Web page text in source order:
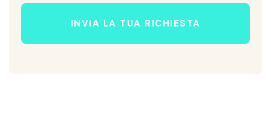
INVIA LA TUA RICHIESTA